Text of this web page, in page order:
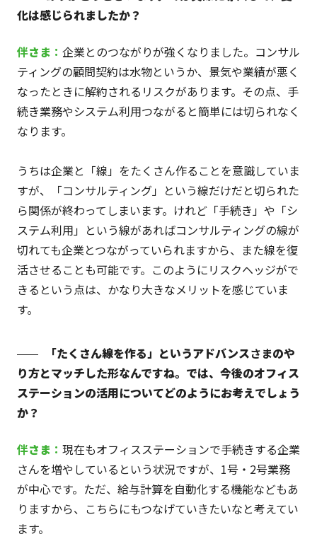
化は感じられましたか？
伴さま ： 企業とのつながりが強くなりました。コンサル
ティングの顧問契約は水物というか、景気や業績が悪く
なったときに解約されるリスクがあります。その点、手
続き業務やシステム利用つながると簡単には切られなく
なります。
うちは企業と「線」をたくさん作ることを意識していま
すが、「コンサルティング」という線だけだと切られた
ら関係が終わってしまいます。けれど「手続き」や「シ
ステム利用」という線があればコンサルティングの線が
切れても企業とつながっていられますから、また線を復
活させることも可能です。このようにリスクヘッジがで
きるという点は、かなり大きなメリットを感じていま
す。
「たくさん線を作る」というアドバンスさまのや
り方とマッチした形なんですね。では、今後のオフィス
ステーションの活用についてどのようにお考えでしょう
か？
伴さま ： 現在もオフィスステーションで手続きする企業
さんを増やしているという状況ですが、1号・2号業務
が中心です。ただ、給与計算を自動化する機能などもあ
りますから、こちらにもつなげていきたいなと考えてい
ます。